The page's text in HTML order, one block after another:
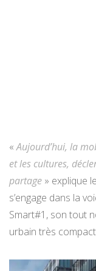
«Aujourd’hui, la
et les cultures,
partage » explique
s’engage dans la
Smart#1, son tout
urbain très